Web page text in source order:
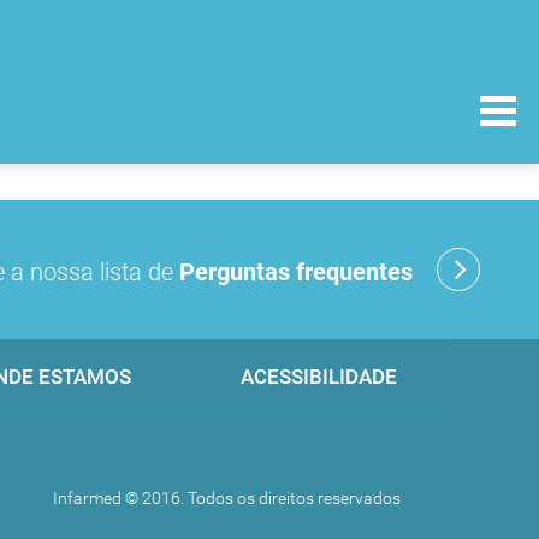
a nossa lista de Perguntas frequentes
ESTAMOS ACESSIBILIDADE
Infarmed © 2016. Todos os direitos reservados